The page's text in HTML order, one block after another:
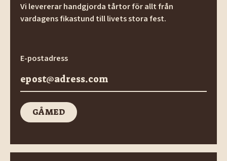
Vi levererar handgjorda tårtor för allt från
vardagens fikastund till livets stora fest.
E-postadress
GÅ med
GÅ MED